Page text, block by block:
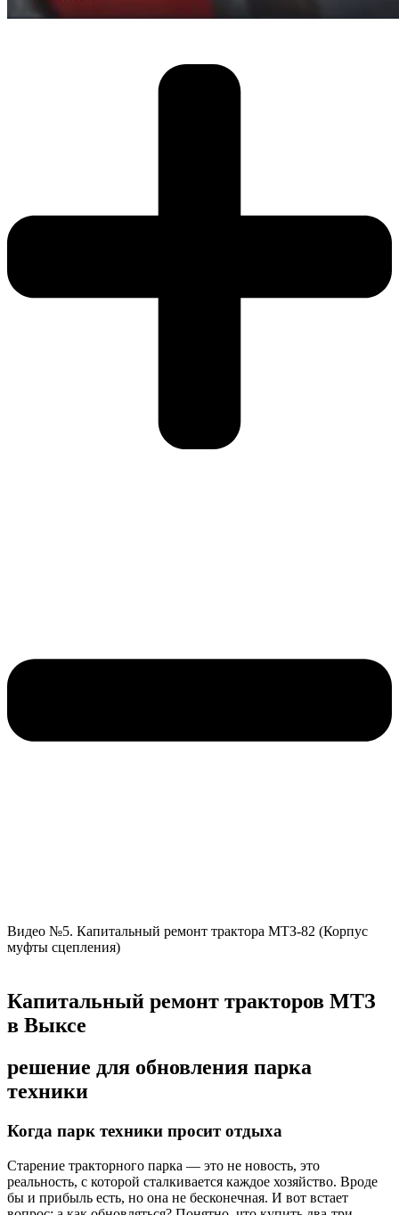
Видео №5. Капитальный ремонт трактора МТЗ-82 (Корпус
муфты сцепления)
Капитальный ремонт тракторов МТЗ
в Выксе
решение для обновления парка
техники
Когда парк техники просит отдыха
Старение тракторного парка — это не новость, это
реальность, с которой сталкивается каждое хозяйство. Вроде
бы и прибыль есть, но она не бесконечная. И вот встает